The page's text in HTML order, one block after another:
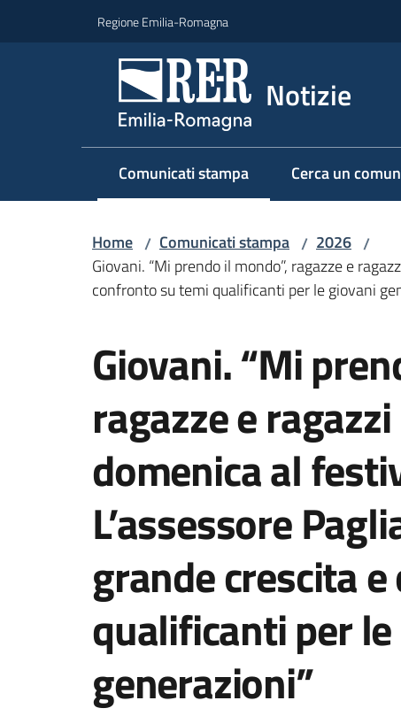
Regione Emilia-Romagna
Notizie
Comunicati stampa
Menu selezionato Cerca un
Home / Comunicati stampa / 2026 /
Giovani. “Mi prendo il mondo”, ragazze e
confronto su temi qualificanti per le giovani
Giovani. “Mi
ragazze e
domenica al
L’assessore
grande crescita
qualificanti per
generazioni”